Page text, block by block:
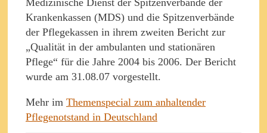
Krankenkassen (MDS) und die Spitzenverbände
der Pflegekassen in ihrem zweiten Bericht zur
„Qualität in der ambulanten und stationären
Pflege“ für die Jahre 2004 bis 2006. Der Bericht
wurde am 31.08.07 vorgestellt.
Mehr im Themenspecial zum anhaltender
Pflegenotstand in Deutschland